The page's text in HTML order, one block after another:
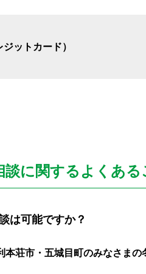
ットカード）
に関するよくある
は可能ですか？
荘市・五城目町のみなさま